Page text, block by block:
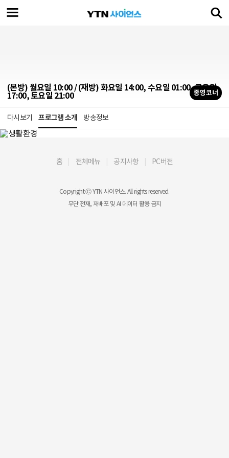
(본방) 월요일 10:00 / (재방) 화요일 14:00, 수요일 01:00, 금요일
17:00, 토요일 21:00 종영 코너
다시보기 프로그램 소개 방송정보
홈 전체메뉴 공지사항 PC버전
Copyright Ⓒ YTN 사이언스. All rights reserved.
무단 전재, 재배포 및 AI 데이터 활용 금지